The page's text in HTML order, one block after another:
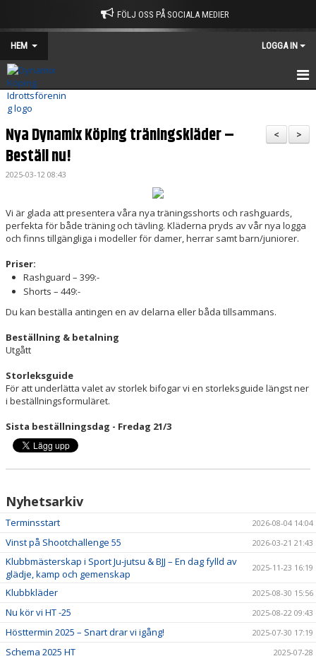
FÖLJ OSS PÅ SOCIALA MEDIER
HEM LOGGA IN
HEM
KALENDER
KONTAKT
INFORMATION
>
<
Nya Dynamix Köping träningskläder –
Beställ nu!
2025-03-12 08:43
Vi är glada att presentera våra nya träningsshorts och rashguards,
perfekta för både träning och tävling. Kläderna pryds av vår nya logga
och finns tillgängliga i modeller för damer, herrar samt barn/juniorer.
Priser:
Rashguard – 399:-
Shorts – 449:-
Du kan beställa antingen en av delarna eller båda tillsammans.
Beställning & betalning
Utgått
Storleksguide
För att underlätta valet av storlek bifogar vi en storleksguide längst ner
i beställningsformuläret.
Sista beställningsdag - Fredag 21/3
Nyhetsarkiv
Terminsstart 2026-08-04 14:04
Vinst på Shootchallenge 55 2026-03-21 21:43
Klubbmästerskap i Sport Ju-jutsu & BJJ – En dag fylld av
glädje, kamp och gemenskap
2025-11-23 16:19
Klubbkläder 2025-08-30 15:56
Nu kör vi HT -25 2025-08-22 09:43
Hösttermin 2025 – Snart drar vi igång! 2025-07-30 17:19
Schema 2025 HT 2025-07-28